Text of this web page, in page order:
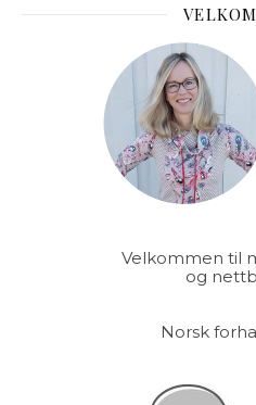
Velkommen til
og
Norsk